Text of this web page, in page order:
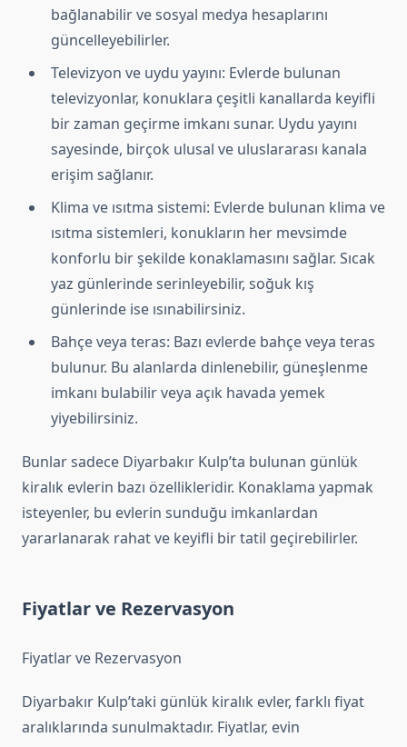
bağlanabilir ve sosyal medya hesaplarını
güncelleyebilirler.
Televizyon ve uydu yayını: Evlerde bulunan
televizyonlar, konuklara çeşitli kanallarda keyifli
bir zaman geçirme imkanı sunar. Uydu yayını
sayesinde, birçok ulusal ve uluslararası kanala
erişim sağlanır.
Klima ve ısıtma sistemi: Evlerde bulunan klima ve
ısıtma sistemleri, konukların her mevsimde
konforlu bir şekilde konaklamasını sağlar. Sıcak
yaz günlerinde serinleyebilir, soğuk kış
günlerinde ise ısınabilirsiniz.
Bahçe veya teras: Bazı evlerde bahçe veya teras
bulunur. Bu alanlarda dinlenebilir, güneşlenme
imkanı bulabilir veya açık havada yemek
yiyebilirsiniz.
Bunlar sadece Diyarbakır Kulp’ta bulunan günlük
kiralık evlerin bazı özellikleridir. Konaklama yapmak
isteyenler, bu evlerin sunduğu imkanlardan
yararlanarak rahat ve keyifli bir tatil geçirebilirler.
Fiyatlar ve Rezervasyon
Fiyatlar ve Rezervasyon
Diyarbakır Kulp’taki günlük kiralık evler, farklı fiyat
aralıklarında sunulmaktadır. Fiyatlar, evin